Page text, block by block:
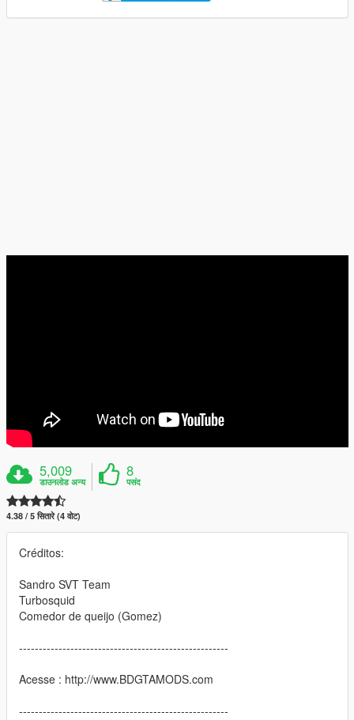
5,009
डाउनलोड अन्य
8
पसंद
4.38 / 5 सितारे (4 वोट)
Créditos:
Sandro SVT Team
Turbosquid
Comedor de queijo (Gomez)
-----------------------------------------------------
Acesse : http://www.BDGTAMODS.com
-----------------------------------------------------